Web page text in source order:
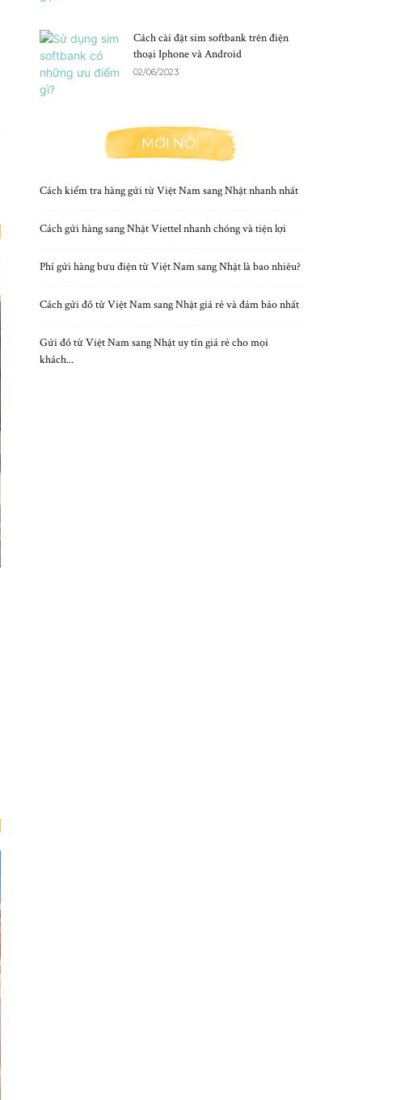
Cách cài đặt sim softbank trên điện
thoại Iphone và Android
02/06/2023
MỚI NỔI
Cách kiểm tra hàng gửi từ Việt Nam sang Nhật nhanh nhất
Cách gửi hàng sang Nhật Viettel nhanh chóng và tiện lợi
Phí gửi hàng bưu điện từ Việt Nam sang Nhật là bao nhiêu?
Cách gửi đồ từ Việt Nam sang Nhật giá rẻ và đảm bảo nhất
Gửi đồ từ Việt Nam sang Nhật uy tín giá rẻ cho mọi
khách...